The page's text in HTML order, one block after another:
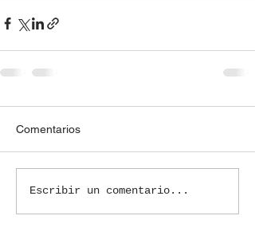
Comentarios
Escribir un comentario...